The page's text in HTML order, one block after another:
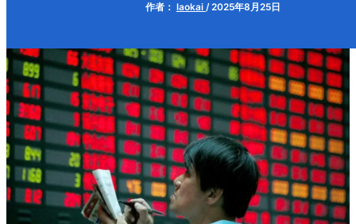
作者： laokai /2025年8月25日